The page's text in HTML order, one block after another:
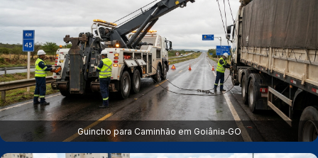
Guincho para Caminhão em Goiânia‑GO